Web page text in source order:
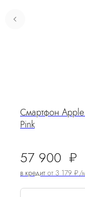
Смартфон Apple
Pink
57 900 ₽
в кредит от 3 179 ₽/